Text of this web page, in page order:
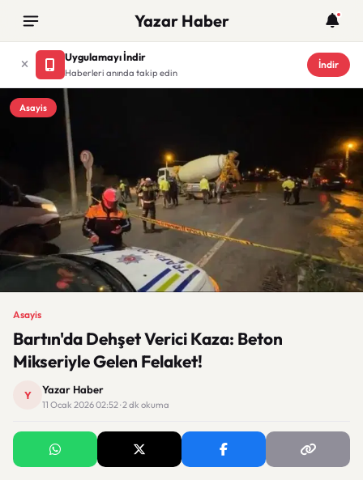
Yazar Haber
Uygulamayı İndir
Haberleri anında takip edin
İndir
Asayis
Asayis
Bartın'da Dehşet Verici Kaza: Beton
Mikseriyle Gelen Felaket!
Y Yazar Haber
11 Ocak 2026 02:52 · 2 dk okuma